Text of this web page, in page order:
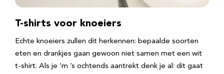
T-shirts voor knoeiers
Echte knoeiers zullen dit herkennen: bepaalde soorten
eten en drankjes gaan gewoon niet samen met een wit
t-shirt. Als je ‘m ’s ochtends aantrekt denk je al: dit gaat